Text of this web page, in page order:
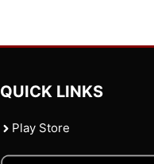
QUICK LINKS
Play Store